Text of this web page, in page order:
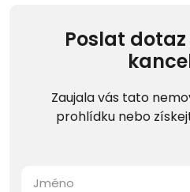
Poslat
Zaujala vás tato
prohlídku nebo
Jméno